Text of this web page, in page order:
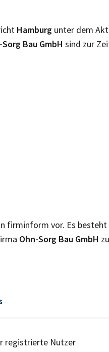
Hamburg unter dem
Bau GmbH sind zur
firminform vor. Es
Ohn-Sorg Bau GmbH
registrierte Nutzer